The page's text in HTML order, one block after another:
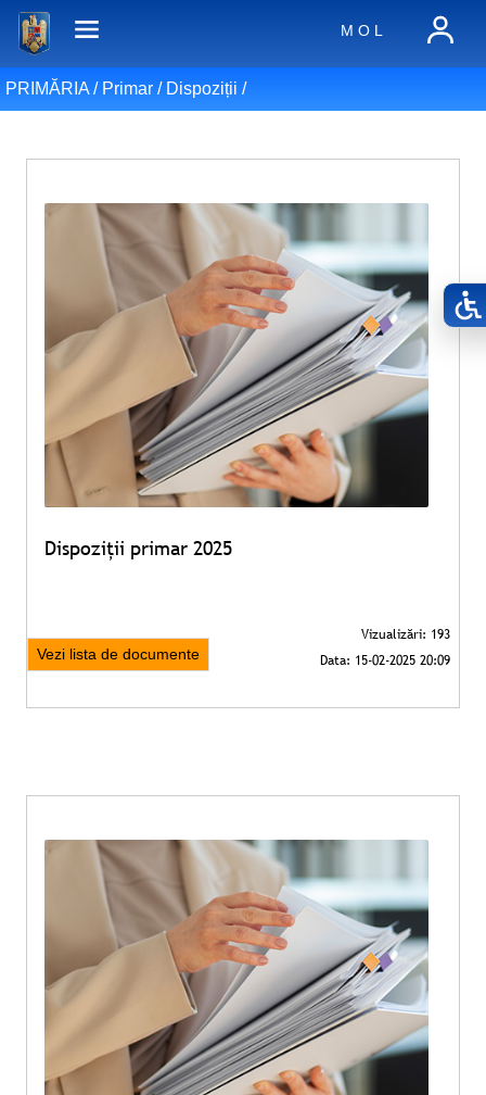
M O L
PRIMĂRIA / Primar/ Dispoziții /
Dispoziții primar 2025
Vezi lista de documente